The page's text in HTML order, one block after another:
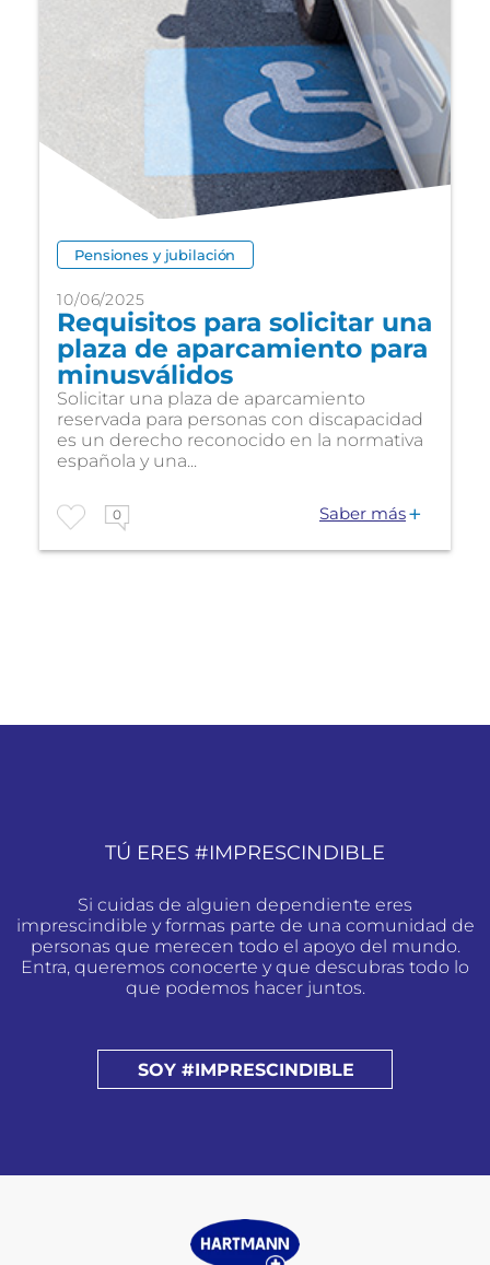
Pensiones y jubilación
10/06/2025
Requisitos para solicitar una
plaza de aparcamiento para
minusválidos
Solicitar una plaza de aparcamiento
reservada para personas con discapacidad
es un derecho reconocido en la normativa
española y una...
0 Saber más
TÚ ERES #IMPRESCINDIBLE
Si cuidas de alguien dependiente eres
imprescindible y formas parte de una comunidad de
personas que merecen todo el apoyo del mundo.
Entra, queremos conocerte y que descubras todo lo
que podemos hacer juntos.
SOY #IMPRESCINDIBLE